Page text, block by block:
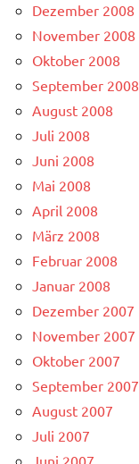
Dezember 2008
November 2008
Oktober 2008
September 2008
August 2008
Juli 2008
Juni 2008
Mai 2008
April 2008
März 2008
Februar 2008
Januar 2008
Dezember 2007
November 2007
Oktober 2007
September 2007
August 2007
Juli 2007